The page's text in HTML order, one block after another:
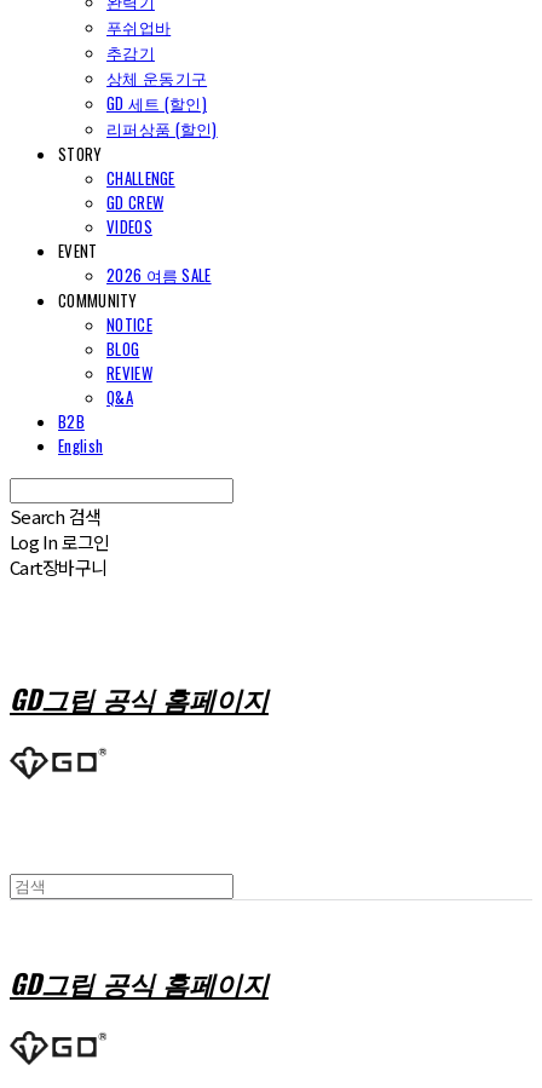
푸쉬업바
추감기
상체 운동기구
GD 세트 (할인)
리퍼상품 (할인)
STORY
CHALLENGE
GD CREW
VIDEOS
EVENT
2026 여름 SALE
COMMUNITY
NOTICE
BLOG
REVIEW
Q&A
B2B
English
Search 검색
Log In로그인
Cart장바구니
GD그립 공식 홈페이지
GD그립 공식 홈페이지